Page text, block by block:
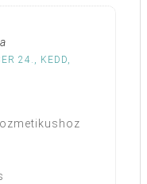
24., KEDD,